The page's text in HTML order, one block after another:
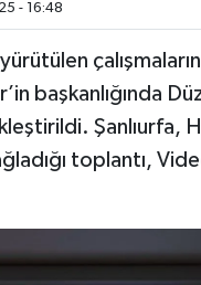
- 16:48
başkanlığında
Şanlıurfa,
toplantı,